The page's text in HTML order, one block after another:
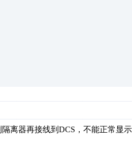
离器再接线到DCS，不能正常显